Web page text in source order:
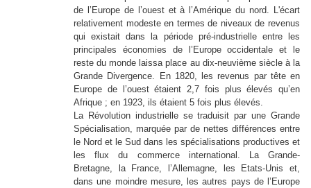
de l’Europe de l’ouest et à l’Amérique du nord. L'écart
relativement modeste en termes de niveaux de revenus
qui existait dans la période pré-industrielle entre les
principales économies de l’Europe occidentale et le
reste du monde laissa place au dix-neuvième siècle à la
Grande Divergence. En 1820, les revenus par tête en
Europe de l’ouest étaient 2,7 fois plus élevés qu’en
Afrique ; en 1923, ils étaient 5 fois plus élevés.
La Révolution industrielle se traduisit par une Grande
Spécialisation, marquée par de nettes différences entre
le Nord et le Sud dans les spécialisations productives et
les flux du commerce international. La Grande-
Bretagne, la France, l’Allemagne, les Etats-Unis et,
dans une moindre mesure, les autres pays de l’Europe